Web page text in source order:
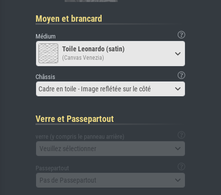
Moyen et brancard
Médium
Toile Leonardo (satin)
(Canvas Venezia)
Châssis
Cadre en toile - Image reflétée sur le côté
Verre et Passepartout
verre (y compris le panneau arrière)
Veuillez sélectionner
Passepartout
Pas de Passepartout